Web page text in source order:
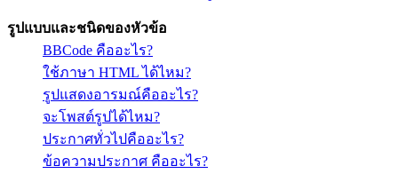
รูปแบบและชนิดของหัวข้อ
BBCode คืออะไร?
ใช้ภาษา HTML ได้ไหม?
รูปแสดงอารมณ์คืออะไร?
จะโพสต์รูปได้ไหม?
ประกาศทั่วไปคืออะไร?
ข้อความประกาศ คืออะไร?